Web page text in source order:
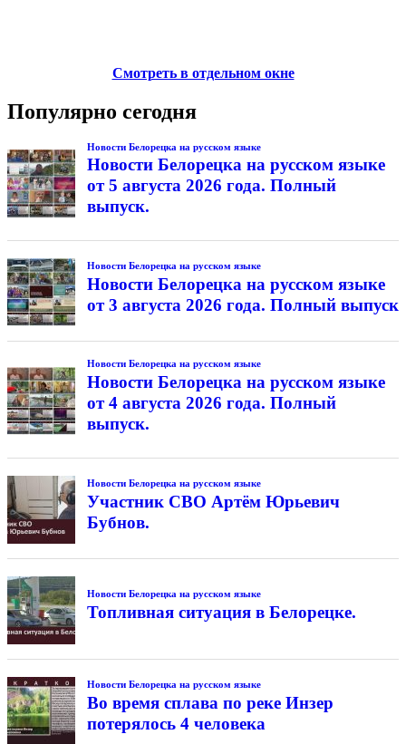
Смотреть в отдельном окне
Популярно сегодня
Новости Белорецка на русском языке
Новости Белорецка на русском языке
от 5 августа 2026 года. Полный
выпуск.
Новости Белорецка на русском языке
Новости Белорецка на русском языке
от 3 августа 2026 года. Полный выпуск
Новости Белорецка на русском языке
Новости Белорецка на русском языке
от 4 августа 2026 года. Полный
выпуск.
Новости Белорецка на русском языке
Участник СВО Артём Юрьевич
Бубнов.
Новости Белорецка на русском языке
Топливная ситуация в Белорецке.
Новости Белорецка на русском языке
Во время сплава по реке Инзер
потерялось 4 человека